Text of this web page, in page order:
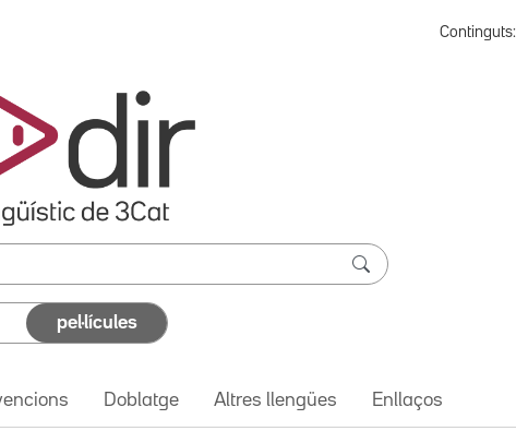
Continguts:
pel·lícules
Doblatge Altres llengües Enllaços